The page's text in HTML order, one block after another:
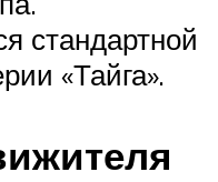
стандартной
«Тайга».